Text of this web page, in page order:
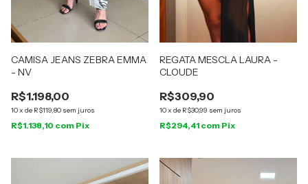
CAMISA JEANS ZEBRA EMMA
- NV
R$1.198,00
10x de R$119,80 sem juros
R$1.138,10 com Pix
REGATA MESCLA LAURA -
CLOUDE
R$309,90
10x de R$30,99 sem juros
R$294,41 com Pix